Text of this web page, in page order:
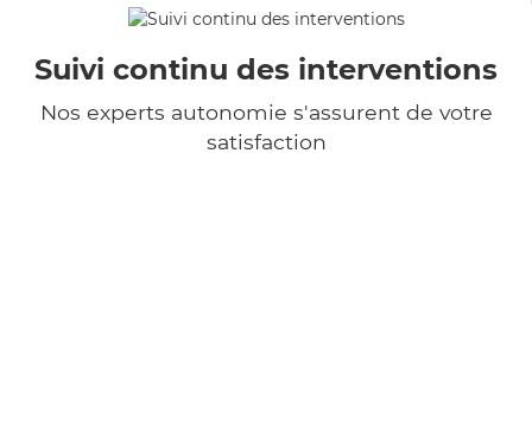
Suivi continu des interventions
Nos experts autonomie s'assurent de votre
satisfaction